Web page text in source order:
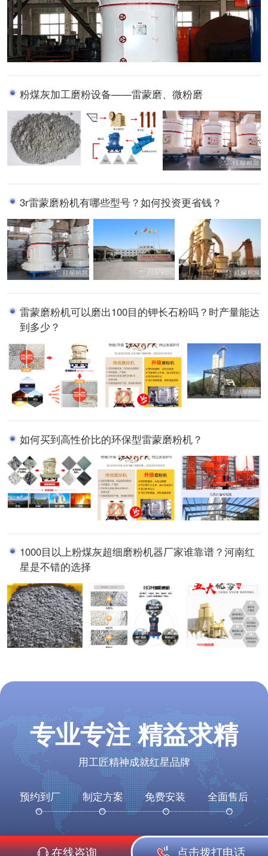
粉煤灰加工磨粉设备——雷蒙磨、微粉磨
3r雷蒙磨粉机有哪些型号？如何投资更省钱？
雷蒙磨粉机可以磨出100目的钾长石粉吗？时产量能达
到多少？
如何买到高性价比的环保型雷蒙磨粉机？
1000目以上粉煤灰超细磨粉机器厂家谁靠谱？河南红
星是不错的选择
专业专注 精益求精
用工匠精神成就红星品牌
预约到厂 制定方案 免费安装 全面售后
在线咨询 点击拨打电话